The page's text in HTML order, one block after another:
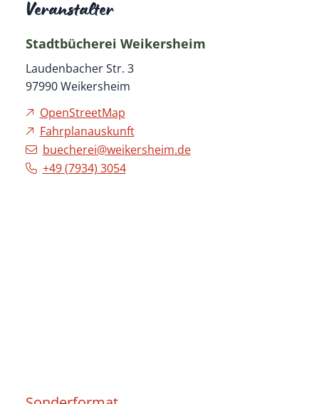
Veranstalter
Stadtbücherei Weikersheim
Laudenbacher Str. 3
97990 Weikersheim
OpenStreetMap
Fahrplanauskunft
buecherei@weikersheim.de
+49 (7934) 3054